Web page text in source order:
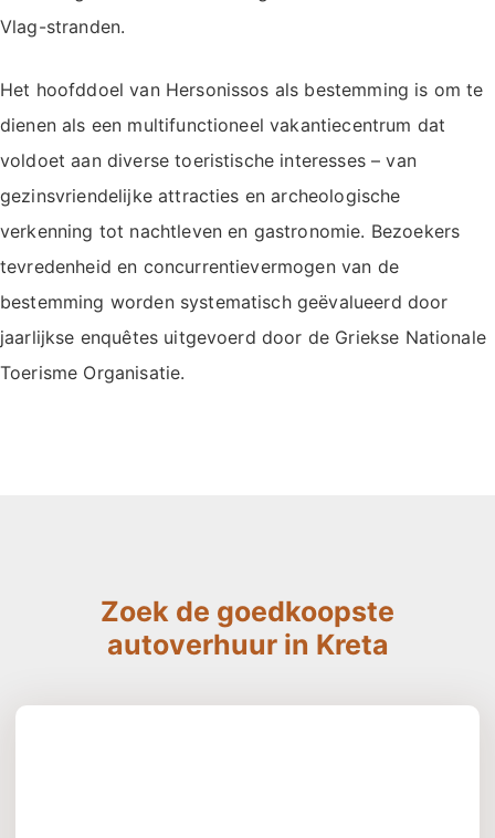
Vlag-stranden.
Het hoofddoel van Hersonissos als bestemming is om te
dienen als een multifunctioneel vakantiecentrum dat
voldoet aan diverse toeristische interesses – van
gezinsvriendelijke attracties en archeologische
verkenning tot nachtleven en gastronomie. Bezoekers
tevredenheid en concurrentievermogen van de
bestemming worden systematisch geëvalueerd door
jaarlijkse enquêtes uitgevoerd door de Griekse Nationale
Toerisme Organisatie.
Zoek de goedkoopste
autoverhuur in Kreta